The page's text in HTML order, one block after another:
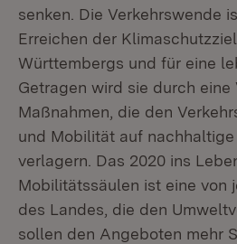
senken. Die Verkehrswende
Erreichen der
Württembergs und für eine
Getragen wird sie durch eine
Maßnahmen, die den
und Mobilität auf
verlagern. Das 2020 ins
Mobilitätssäulen ist eine von
des Landes, die den
sollen den Angeboten mehr